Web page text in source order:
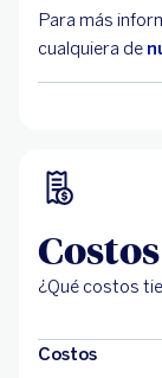
Para más
cualquiera de
¿Qué costos
Costos